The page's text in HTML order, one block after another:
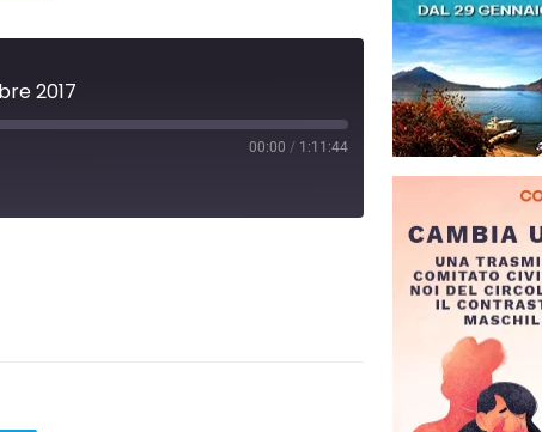
2017
00:00 / 1:11:44